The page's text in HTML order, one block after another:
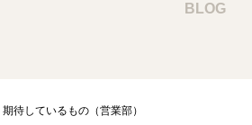
BLOG
待しているもの（営業部）